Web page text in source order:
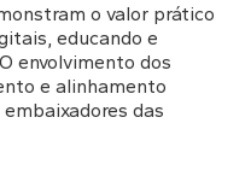
o valor prático
educando e
envolvimento dos
e alinhamento
das